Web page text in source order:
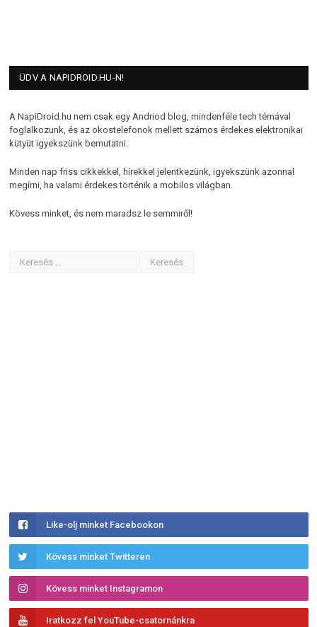
ÜDV A NAPIDROID.HU-N!
A NapiDroid.hu nem csak egy Andriod blog, mindenféle tech témával
foglalkozunk, és az okostelefonok mellett számos érdekes elektronikai
kütyüt igyekszünk bemutatni.
Minden nap friss cikkekkel, hírekkel jelentkezünk, igyekszünk azonnal
megírni, ha valami érdekes történik a mobilos világban.
Kövess minket, és nem maradsz le semmiről!
Like-olj minket Facebookon
Kövess minket Twitteren
Kövess minket Instagramon
Iratkozz fel YouTube-csatornánkra